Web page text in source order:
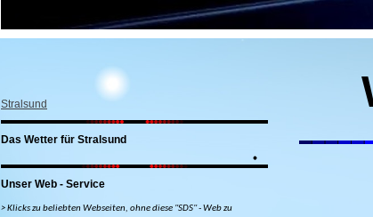
Stralsund
Das Wetter für Stralsund
Unser Web - Service
> Klicks zu beliebten Webseiten, ohne diese "SDS" - Web zu